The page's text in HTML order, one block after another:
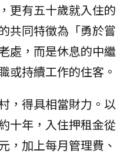
更有五十歲就入住的
共同特徵為「勇於嘗
處，而是休息的中繼
或持續工作的住客。
，得具相當財力。以
十年，入住押租金從
加上每月管理費、